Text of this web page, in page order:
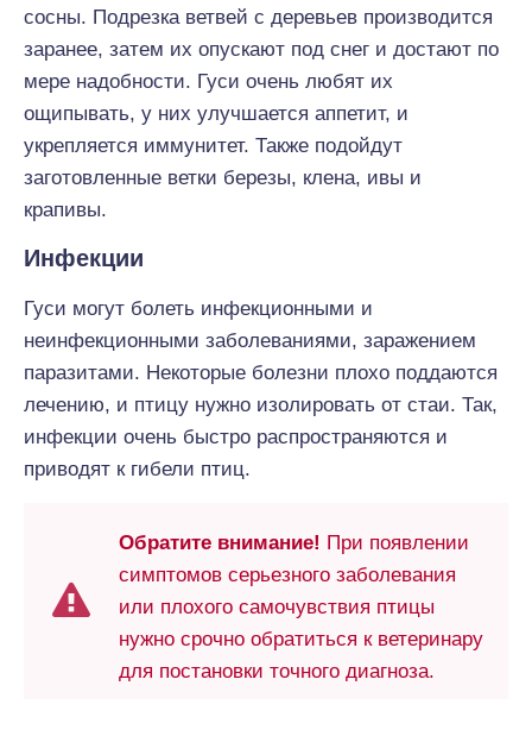
сосны. Подрезка ветвей с деревьев производится
заранее, затем их опускают под снег и достают по
мере надобности. Гуси очень любят их
ощипывать, у них улучшается аппетит, и
укрепляется иммунитет. Также подойдут
заготовленные ветки березы, клена, ивы и
крапивы.
Инфекции
Гуси могут болеть инфекционными и
неинфекционными заболеваниями, заражением
паразитами. Некоторые болезни плохо поддаются
лечению, и птицу нужно изолировать от стаи. Так,
инфекции очень быстро распространяются и
приводят к гибели птиц.
Обратите внимание! При появлении
симптомов серьезного заболевания
или плохого самочувствия птицы
нужно срочно обратиться к ветеринару
для постановки точного диагноза.